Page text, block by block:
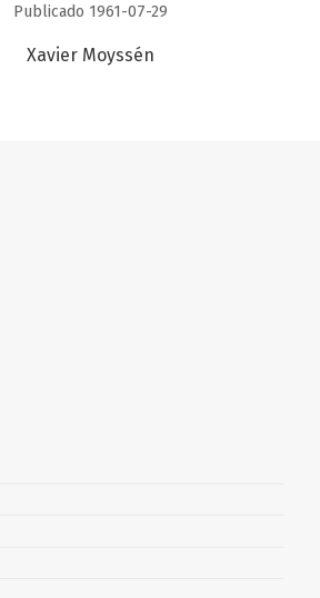
Publicado 1961-07-29
Xavier Moyssén